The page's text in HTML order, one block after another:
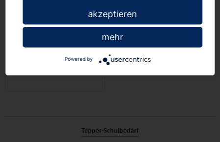
Bastelwagen, B/H/T 113
x 71 x 53 cm, mit 3
€ 667,
Tepper-Schulbedarf
akzeptieren
mehr
Powered by